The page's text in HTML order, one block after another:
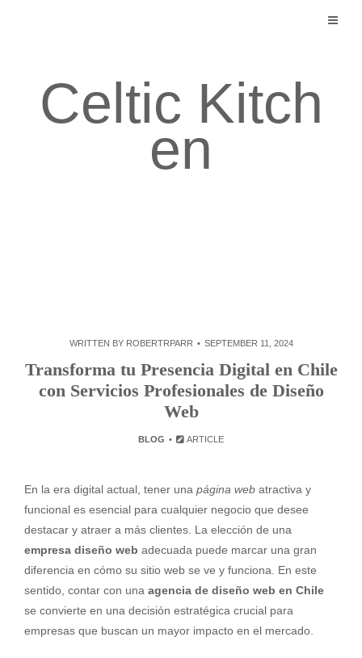
Celtic Kitch
en
WRITTEN BY ROBERTRPARR SEPTEMBER 11, 2024
Transforma tu Presencia Digital en Chile
con Servicios Profesionales de Diseño
Web
BLOG ARTICLE
En la era digital actual, tener una página web atractiva y
funcional es esencial para cualquier negocio que desee
destacar y atraer a más clientes. La elección de una
empresa diseño web adecuada puede marcar una gran
diferencia en cómo su sitio web se ve y funciona. En este
sentido, contar con una agencia de diseño web en Chile
se convierte en una decisión estratégica crucial para
empresas que buscan un mayor impacto en el mercado.